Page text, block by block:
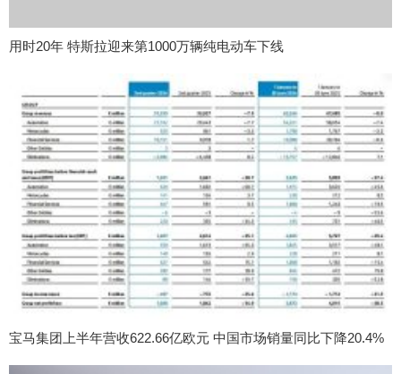
用时20年 特斯拉迎来第1000万辆纯电动车下线
宝马集团上半年营收622.66亿欧元 中国市场销量同比下降20.4%